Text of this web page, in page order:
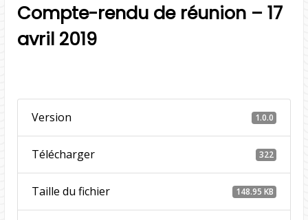
Compte-rendu de réunion – 17
avril 2019
Version 1.0.0
Télécharger 322
Taille du fichier 148.95 KB